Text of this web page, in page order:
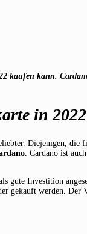
kaufen kann.
in
Diejenigen, die
. Cardano ist
gute Investition
gekauft werden.